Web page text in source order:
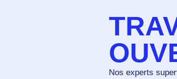
Nos experts